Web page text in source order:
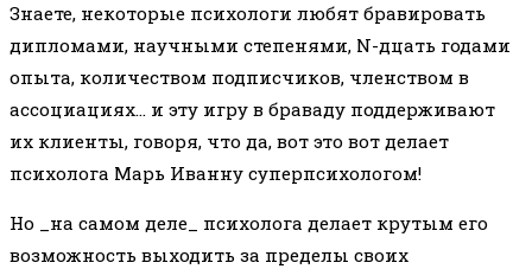
Знаете, некоторые психологи любят бравировать
дипломами, научными степенями, N-дцать годами
опыта, количеством подписчиков, членством в
ассоциациях… и эту игру в браваду поддерживают
их клиенты, говоря, что да, вот это вот делает
психолога Марь Иванну суперпсихологом!
Но _на самом деле_ психолога делает крутым его
возможность выходить за пределы своих